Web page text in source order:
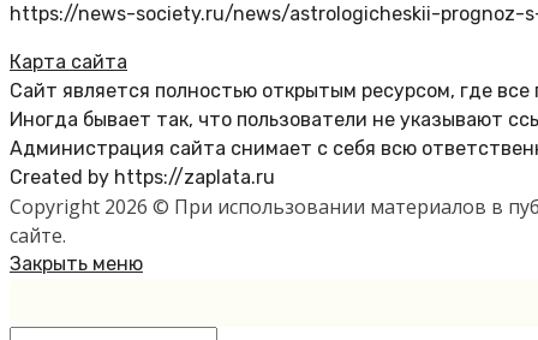
https://news-society.ru/news/astrologicheskii-
Карта сайта
Сайт является полностью открытым ресурсом, где
Иногда бывает так, что пользователи не указывают
Администрация сайта снимает с себя всю
Created by https://zaplata.ru
Copyright 2026 © При использовании материалов в
сайте.
Закрыть меню